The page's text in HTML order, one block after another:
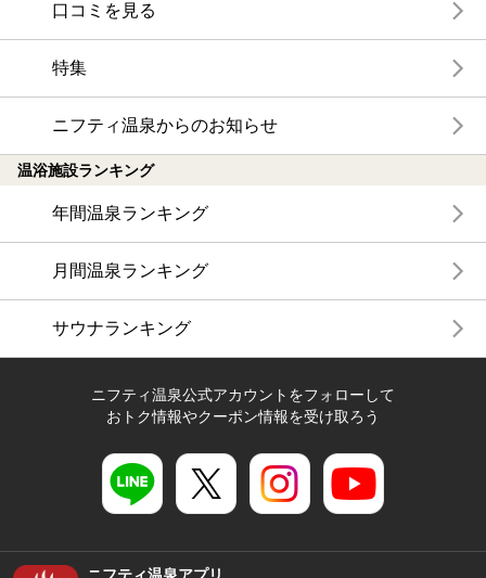
口コミを見る
特集
ニフティ温泉からのお知らせ
温浴施設ランキング
年間温泉ランキング
月間温泉ランキング
サウナランキング
ニフティ温泉公式アカウントをフォローして
おトク情報やクーポン情報を受け取ろう